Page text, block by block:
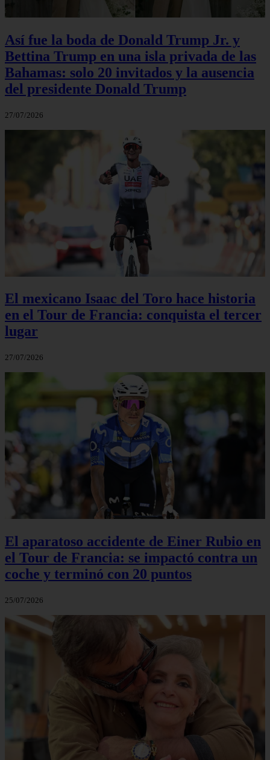
Así fue la boda de Donald Trump Jr. y
Bettina Trump en una isla privada de las
Bahamas: solo 20 invitados y la ausencia
del presidente Donald Trump
27/07/2026
El mexicano Isaac del Toro hace historia
en el Tour de Francia: conquista el tercer
lugar
27/07/2026
El aparatoso accidente de Einer Rubio en
el Tour de Francia: se impactó contra un
coche y terminó con 20 puntos
25/07/2026